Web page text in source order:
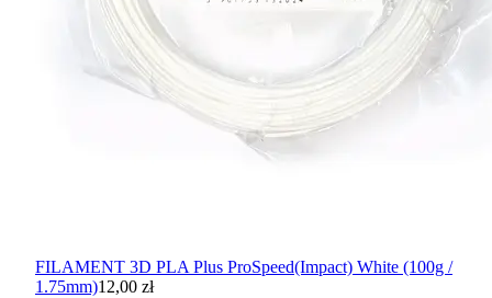
FILAMENT 3D PLA Plus ProSpeed(Impact) White (100g /
1.75mm)12,00 zł